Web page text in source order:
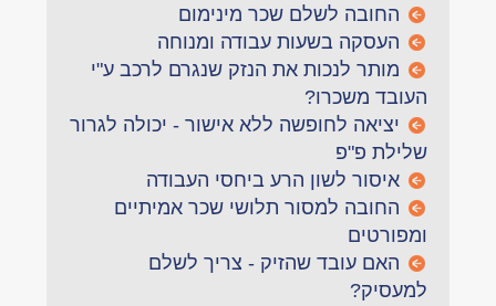
החובה לשלם שכר מינימום
העסקה בשעות עבודה ומנוחה
מותר לנכות את הנזק שנגרם לרכב ע"י
העובד משכרו?
יציאה לחופשה ללא אישור - יכולה לגרור
שלילת פ"פ
איסור לשון הרע ביחסי העבודה
החובה למסור תלושי שכר אמיתיים
ומפורטים
האם עובד שהזיק - צריך לשלם
למעסיק?